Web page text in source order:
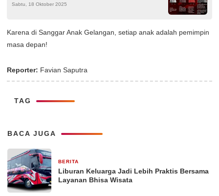
Indonesia
Sabtu, 18 Oktober 2025
Karena di Sanggar Anak Gelangan, setiap anak adalah pemimpin
masa depan!
Reporter: Favian Saputra
TAG
BACA JUGA
BERITA
Liburan Keluarga Jadi Lebih Praktis Bersama
Layanan Bhisa Wisata